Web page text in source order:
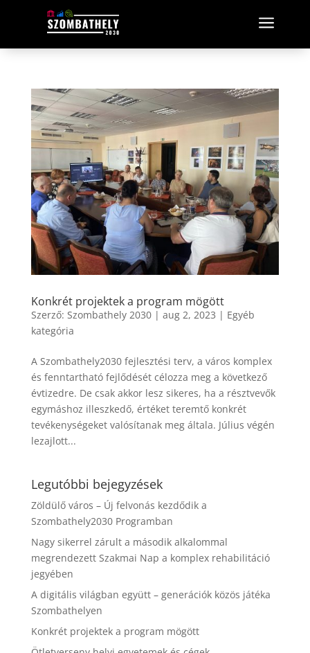
a
Konkrét projektek a program mögött
Szerző: Szombathely 2030| aug 2, 2023 | Egyéb
kategória
A Szombathely2030 fejlesztési terv, a város komplex
és fenntartható fejlődését célozza meg a következő
évtizedre. De csak akkor lesz sikeres, ha a résztvevők
egymáshoz illeszkedő, értéket teremtő konkrét
tevékenységeket valósítanak meg általa. Július végén
lezajlott...
Legutóbbi bejegyzések
Zöldülő város – Új felvonás kezdődik a
Szombathely2030 Programban
Nagy sikerrel zárult a második alkalommal
megrendezett Szakmai Nap a komplex rehabilitáció
jegyében
A digitális világban együtt – generációk közös játéka
Szombathelyen
Konkrét projektek a program mögött